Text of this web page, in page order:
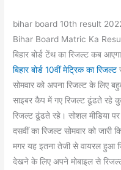
bihar board 10th result
Bihar Board Matric Ka
बिहार बोर्ड टेंथ का रिजल्ट कब
बिहार बोर्ड 10वीं मेट्रिक का रिजल्ट
सोमवार को अपना रिजल्ट के लिए
साइबर कैप में गए रिजल्ट ढूंढते रहे
रिजल्ट ढूंढते रहे। सोशल मीडिया पर
दसवीं का रिजल्ट सोमवार को जारी
मगर यह इतना तेजी से वायरल हुआ
देखने के लिए अपने मोबाइल से